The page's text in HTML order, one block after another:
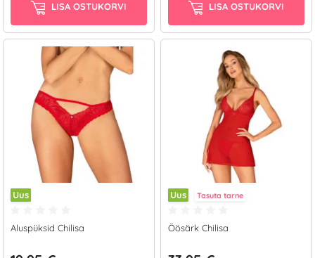
LISA OSTUKORVI LISA OSTUKORVI
Uus
Aluspüksid Chilisa
Uus Tasuta tarne
Öösärk Chilisa